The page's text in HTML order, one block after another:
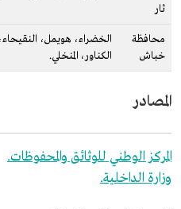
ثار
محافظة
خباش
الخضراء، هويمل،
الكناور، المنخلي.
المصادر
المركز الوطني للوثائق والمحفوظات.
وزارة الداخلية.